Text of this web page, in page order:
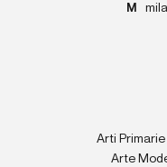
M
Arti
Arte